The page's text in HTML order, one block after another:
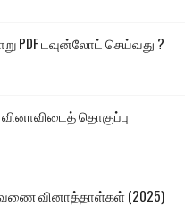
PDF டவுன்லோட் செய்வது ?
தொகுப்பு
வினாத்தாள்கள் (2025)